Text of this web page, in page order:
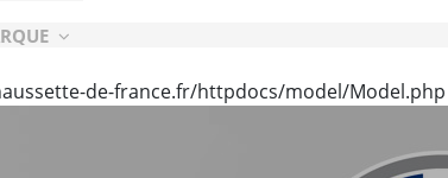
de-france.fr/httpdocs/model/Model.php